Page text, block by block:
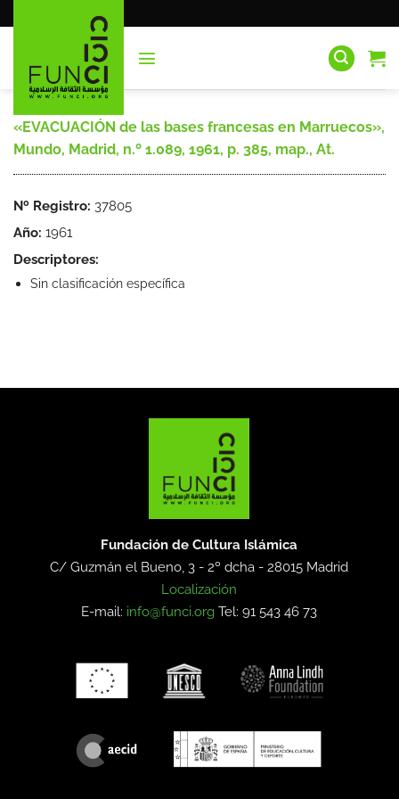
al
«EVACUACIÓN de las bases francesas en Marruecos»,
Mundo, Madrid, n.º 1.089, 1961, p. 385, map., At.
Nº Registro: 37805
Año: 1961
Descriptores:
Sin clasificación específica
Fundación de Cultura Islámica
C/ Guzmán el Bueno, 3 - 2º dcha -28015 Madrid
Localización
E-mail: info@funci.org Tel: 91 543 46 73